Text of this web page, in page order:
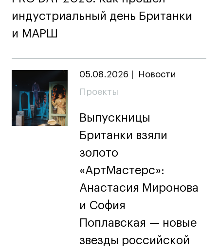
info@britishdesign.ru
info@britishdesign.ru
Universal University
Universal University
EN
EN
Политика конфиденциальности
Публичная оферта
индустриальный день Британки
и МАРШ
05.08.2026 Новости
Проекты
Выпускницы
Британки взяли
золото
«АртМастерс»:
Анастасия Миронова
и София
Поплавская — новые
звезды российской